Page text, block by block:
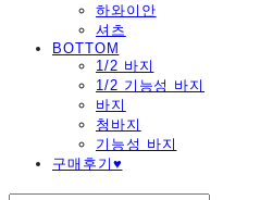
하와이안
셔츠
BOTTOM
1/2 바지
1/2 기능성 바지
바지
청바지
기능성 바지
구매후기♥